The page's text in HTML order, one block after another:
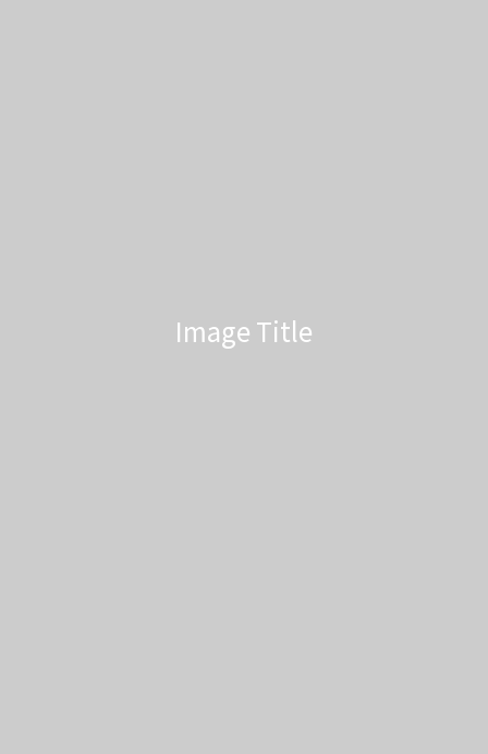
Image Title